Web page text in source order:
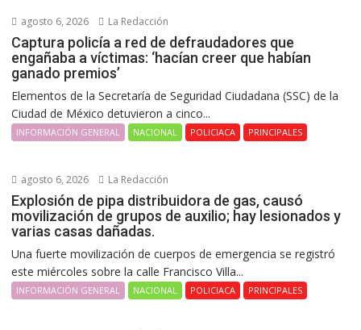
agosto 6, 2026 La Redacción
Captura policía a red de defraudadores que
engañaba a víctimas: ‘hacían creer que habían
ganado premios’
Elementos de la Secretaría de Seguridad Ciudadana (SSC) de la
Ciudad de México detuvieron a cinco...
INFORMACIÓN GENERAL NACIONAL POLICIACA PRINCIPALES
agosto 6, 2026 La Redacción
Explosión de pipa distribuidora de gas, causó
movilización de grupos de auxilio; hay lesionados y
varias casas dañadas.
Una fuerte movilización de cuerpos de emergencia se registró
este miércoles sobre la calle Francisco Villa...
INFORMACIÓN GENERAL NACIONAL POLICIACA PRINCIPALES